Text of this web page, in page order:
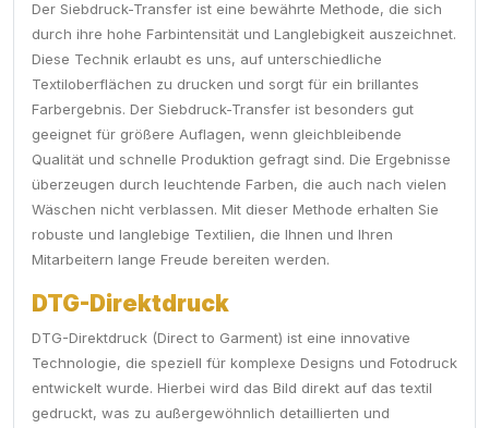
Der Siebdruck-Transfer ist eine bewährte Methode, die sich
durch ihre hohe Farbintensität und Langlebigkeit auszeichnet.
Diese Technik erlaubt es uns, auf unterschiedliche
Textiloberflächen zu drucken und sorgt für ein brillantes
Farbergebnis. Der Siebdruck-Transfer ist besonders gut
geeignet für größere Auflagen, wenn gleichbleibende
Qualität und schnelle Produktion gefragt sind. Die Ergebnisse
überzeugen durch leuchtende Farben, die auch nach vielen
Wäschen nicht verblassen. Mit dieser Methode erhalten Sie
robuste und langlebige Textilien, die Ihnen und Ihren
Mitarbeitern lange Freude bereiten werden.
DTG-Direktdruck
DTG-Direktdruck (Direct to Garment) ist eine innovative
Technologie, die speziell für komplexe Designs und Fotodruck
entwickelt wurde. Hierbei wird das Bild direkt auf das textil
gedruckt, was zu außergewöhnlich detaillierten und